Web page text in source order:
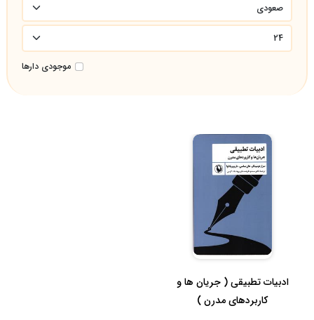
موجودی دارها
ادبیات تطبیقی ( جریان ها و
کاربردهای مدرن )